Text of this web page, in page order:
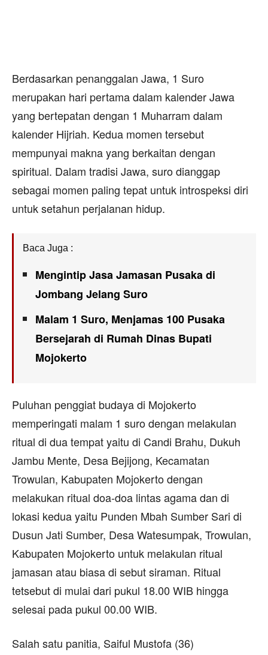
Berdasarkan penanggalan Jawa, 1 Suro
merupakan hari pertama dalam kalender Jawa
yang bertepatan dengan 1 Muharram dalam
kalender Hijriah. Kedua momen tersebut
mempunyai makna yang berkaitan dengan
spiritual. Dalam tradisi Jawa, suro dianggap
sebagai momen paling tepat untuk introspeksi diri
untuk setahun perjalanan hidup.
Baca Juga :
Mengintip Jasa Jamasan Pusaka di
Jombang Jelang Suro
Malam 1 Suro, Menjamas 100 Pusaka
Bersejarah di Rumah Dinas Bupati
Mojokerto
Puluhan penggiat budaya di Mojokerto
memperingati malam 1 suro dengan melakulan
ritual di dua tempat yaitu di Candi Brahu, Dukuh
Jambu Mente, Desa Bejijong, Kecamatan
Trowulan, Kabupaten Mojokerto dengan
melakukan ritual doa-doa lintas agama dan di
lokasi kedua yaitu Punden Mbah Sumber Sari di
Dusun Jati Sumber, Desa Watesumpak, Trowulan,
Kabupaten Mojokerto untuk melakulan ritual
jamasan atau biasa di sebut siraman. Ritual
tetsebut di mulai dari pukul 18.00 WIB hingga
selesai pada pukul 00.00 WIB.
Salah satu panitia, Saiful Mustofa (36)